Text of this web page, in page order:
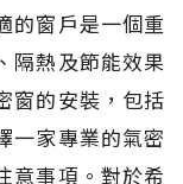
的窗戶是一個重
隔熱及節能效果
窗的安裝，包括
一家專業的氣密
意事項。對於希